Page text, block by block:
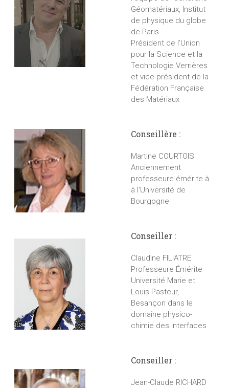
Géomatériaux, Institut
de physique du globe
de Paris
Président de l’Union
pour la Science et la
Technologie Verrières
et vice-président de la
Fédération Française
des Matériaux
Conseillère :
Martine COURTOIS
Anciennement
professeure émérite à
à l'Université de
Bourgogne
Conseiller :
Claudine FILIATRE
Professeure Émérite
Université Marie et
Louis Pasteur,
Besançon dans le
domaine physico-
chimie des interfaces
Conseiller :
Jean-Claude RICHARD